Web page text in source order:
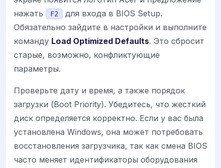
нажать
F2
для входа в BIOS Setup.
Обязательно зайдите в настройки и выполните
команду Load Optimized Defaults. Это сбросит
старые, возможно, конфликтующие
параметры.
Проверьте дату и время, а также порядок
загрузки (Boot Priority). Убедитесь, что жесткий
диск определяется корректно. Если у вас была
установлена Windows, она может потребовать
восстановления загрузчика, так как смена BIOS
часто меняет идентификаторы оборудования